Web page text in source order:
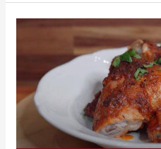
Ayam
Chef
Anis
Nabilah: